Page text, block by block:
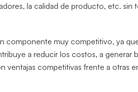
la calidad de producto, etc.
componente muy competitivo, ya
a reducir los costos, a generar
ventajas competitivas frente a otras